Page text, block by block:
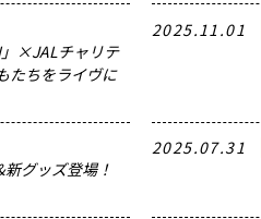
」×JALチャリテ
たちをライヴに
2025.11.01
グッズ登場！
2025.07.31